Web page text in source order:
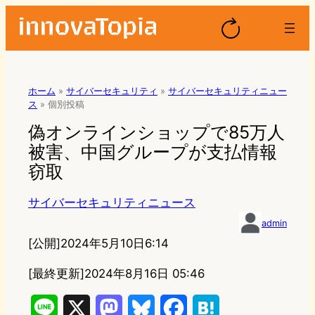
ホーム » サイバーセキュリティ » サイバーセキュリティニュー
ス » 個別投稿
偽オンラインショップで85万人
被害、中国グループが支払情報
窃取
サイバーセキュリティニュース
admin
[公開]2024年5月10日6:14
[最終更新]2024年8月16日 05:46